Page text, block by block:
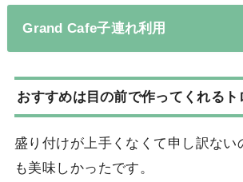
Grand Cafe子連れ利用
おすすめは目の前で作ってくれるト
盛り付けが上手くなくて申し訳ない
も美味しかったです。